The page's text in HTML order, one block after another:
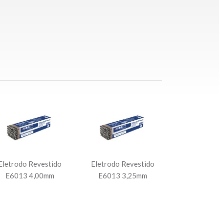
Revestido
E6013 4,00mm
Eletrodo Revestido
E6013 3,25mm